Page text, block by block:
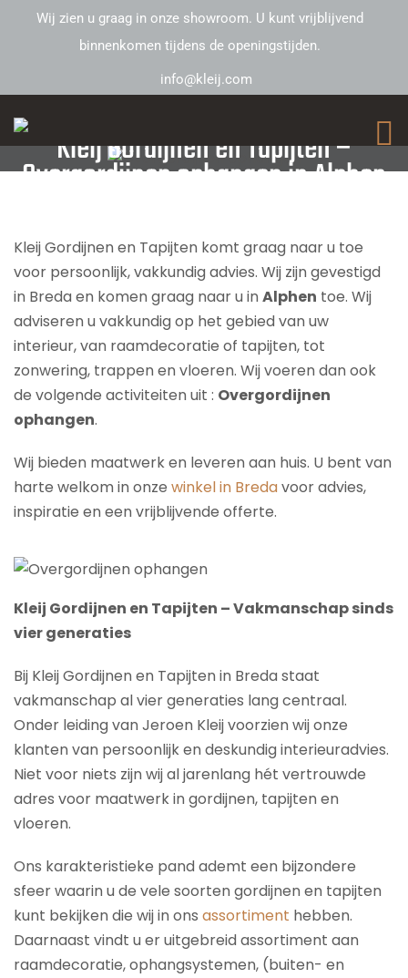
Wij zien u graag in onze showroom. U kunt vrijblijvend
binnenkomen tijdens de openingstijden.
info@kleij.com
Kleij Gordijnen en Tapijten –
Overgordijnen ophangen in Alphen
Kleij Gordijnen en Tapijten komt graag naar u toe
voor persoonlijk, vakkundig advies. Wij zijn gevestigd
in Breda en komen graag naar u in Alphen toe. Wij
adviseren u vakkundig op het gebied van uw
interieur, van raamdecoratie of tapijten, tot
zonwering, trappen en vloeren. Wij voeren dan ook
de volgende activiteiten uit : Overgordijnen
ophangen.
Wij bieden maatwerk en leveren aan huis. U bent van
harte welkom in onze winkel in Bredavoor advies,
inspiratie en een vrijblijvende offerte.
Kleij Gordijnen en Tapijten – Vakmanschap sinds
vier generaties
Bij Kleij Gordijnen en Tapijten in Breda staat
vakmanschap al vier generaties lang centraal.
Onder leiding van Jeroen Kleij voorzien wij onze
klanten van persoonlijk en deskundig interieuradvies.
Niet voor niets zijn wij al jarenlang hét vertrouwde
adres voor maatwerk in gordijnen, tapijten en
vloeren.
Ons karakteristieke pand ademt een bijzondere
sfeer waarin u de vele soorten gordijnen en tapijten
kunt bekijken die wij in ons assortiment hebben.
Daarnaast vindt u er uitgebreid assortiment aan
raamdecoratie, ophangsystemen, (buiten- en